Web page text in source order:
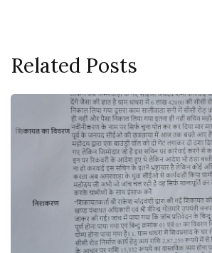
Related Posts